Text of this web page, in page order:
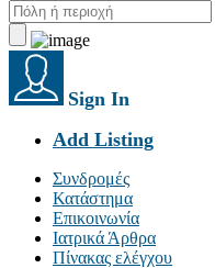
Sign In
Add Listing
Συνδρομές
Κατάστημα
Επικοινωνία
Ιατρικά Άρθρα
Πίνακας ελέγχου